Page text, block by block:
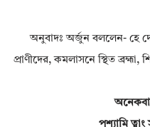
অনুবাদঃ অর্জুন বললেন- হে
প্রাণীদের, কমলাসনে স্থিত
পশ্যামি